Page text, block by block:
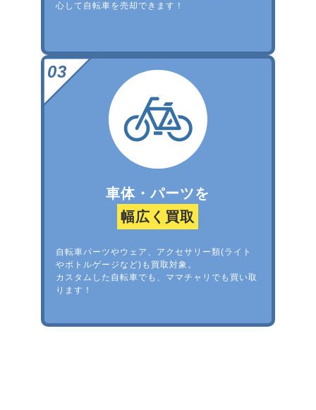
心して自転車を売却できます！
車体・パーツを
幅広く買取
自転車パーツやウェア、アクセサリー類(ライト
やボトルゲージなど)も買取対象。
カスタムした自転車でも、ママチャリでも買い取
ります！